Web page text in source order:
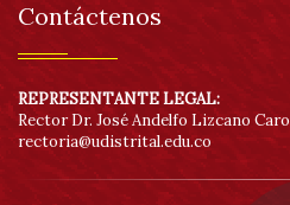
Contáctenos
REPRESENTANTE LEGAL:
Rector Dr. José Andelfo Lizcano Caro
rectoria@udistrital.edu.co